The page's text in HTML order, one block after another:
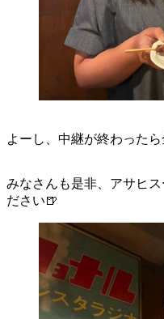
よーし、中継が終わった
みなさんも是非、アサヒ
ださい🍺